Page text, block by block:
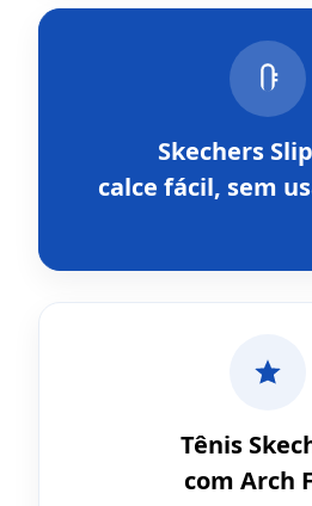
Skechers
calce fácil, sem
Tênis
com Arch